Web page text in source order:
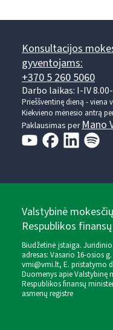
Konsultacijos
gyventojams:
+370 5 260 5060
Darbo laikas: I-IV
Prieššventinę dieną - viena
Kiekvieno mėnesio antrą
Paklausimas perMano
Valstybinė
Respublikos
Biudžetinė įstaiga.
adresas: Vasario 16-osios
vmi@vmi.lt, E. pristatymo
Duomenys apie Valstybinę
Respublikos finansų
asmenų registre